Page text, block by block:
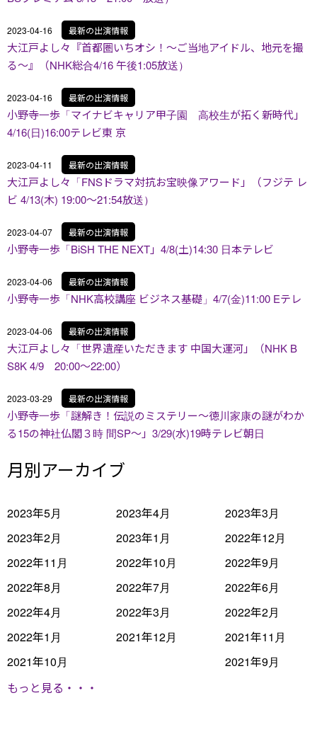
2023-04-16 最新の出演情報
大江戸よし々『首都圏いちオシ！〜ご当地アイドル、地元を撮
る〜』（NHK総合4/16 午後1:05放送）
2023-04-16 最新の出演情報
小野寺一歩「マイナビキャリア甲子園 高校生が拓く新時代」
4/16(日)16:00テレビ東 京
2023-04-11 最新の出演情報
大江戸よし々「FNSドラマ対抗お宝映像アワード」（フジテ レ
ビ 4/13(木) 19:00～21:54放送）
2023-04-07 最新の出演情報
小野寺一歩「BiSH THE NEXT」4/8(土)14:30 日本テレビ
2023-04-06 最新の出演情報
小野寺一歩「NHK高校講座 ビジネス基礎」4/7(金)11:00 Eテレ
2023-04-06 最新の出演情報
大江戸よし々「世界遺産いただきます 中国大運河」（NHK B
S8K 4/9 20:00～22:00）
2023-03-29 最新の出演情報
小野寺一歩「謎解き！伝説のミステリー～徳川家康の謎がわか
る15の神社仏閣３時 間SP～」3/29(水)19時テレビ朝日
月別アーカイブ
2023年5月 2023年4月
2023年3月
2023年2月
2023年1月
2022年12月
2022年11月
2022年10月
2022年9月
2022年8月
2022年7月
2022年6月
2022年4月
2022年3月
2022年2月
2022年1月
2021年12月
2021年11月
2021年10月
2021年9月
もっと見る・・・